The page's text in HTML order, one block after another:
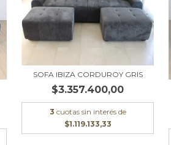
SOFA IBIZA CORDUROY GRIS
$3.357.400,00
3 cuotas sin interés de
$1.119.133,33